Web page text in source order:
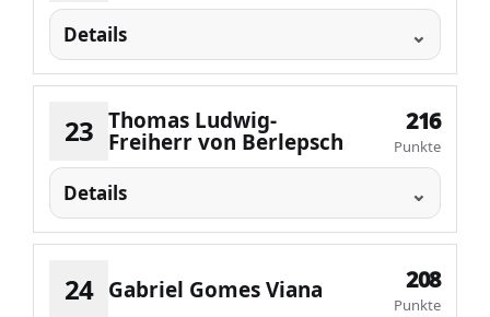
Details
23 Thomas Ludwig-
Freiherr von Berlepsch
216
Punkte
Details
24 Gabriel Gomes Viana 208
Punkte